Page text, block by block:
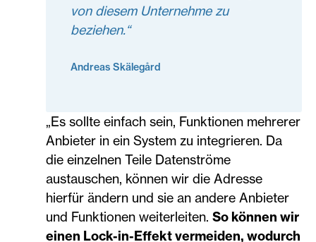
von diesem Unternehme zu
beziehen.“
Andreas Skälegård
„Es sollte einfach sein, Funktionen mehrerer
Anbieter in ein System zu integrieren. Da
die einzelnen Teile Datenströme
austauschen, können wir die Adresse
hierfür ändern und sie an andere Anbieter
und Funktionen weiterleiten. So können wir
einen Lock-in-Effekt vermeiden, wodurch